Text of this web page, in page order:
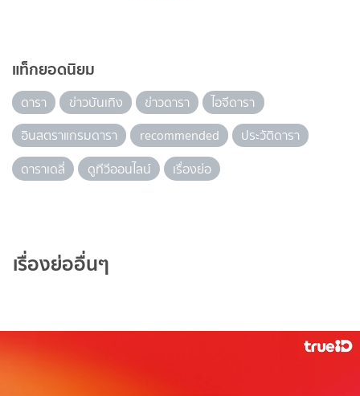
แท็กยอดนิยม
ดารา ข่าวบันเทิง ข่าวดารา
ไอจีดารา
อินสตราแกรมดารา
recommended
ประวัติดารา
ดาราเดลี่
ดูทีวีออนไลน์ เรื่องย่อ
เรื่องย่ออื่นๆ